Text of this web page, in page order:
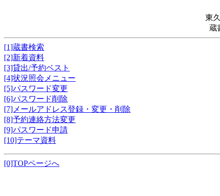
東
蔵
[1]蔵書検索
[2]新着資料
[3]貸出/予約ベスト
[4]状況照会メニュー
[5]パスワード変更
[6]パスワード削除
[7]メールアドレス登録・変更・削除
[8]予約連絡方法変更
[9]パスワード申請
[10]テーマ資料
[0]TOPページへ